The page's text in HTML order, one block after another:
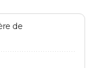
de